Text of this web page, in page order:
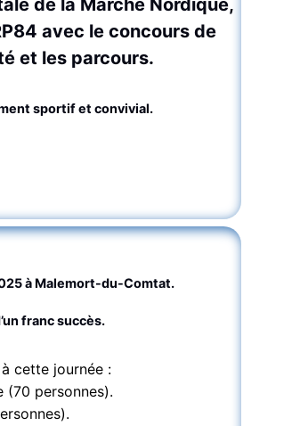
de la Marche Nordique,
avec le concours de
et les parcours.
sportif et convivial.
à Malemort-du-Comtat.
franc succès.
cette journée :
(70 personnes).